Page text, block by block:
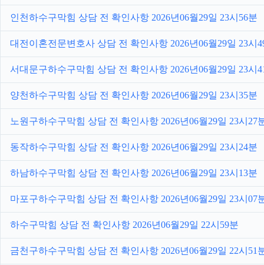
인천하수구막힘 상담 전 확인사항 2026년06월29일 23시56분
대전이혼전문변호사 상담 전 확인사항 2026년06월29일 23시
서대문구하수구막힘 상담 전 확인사항 2026년06월29일 23시
양천하수구막힘 상담 전 확인사항 2026년06월29일 23시35분
노원구하수구막힘 상담 전 확인사항 2026년06월29일 23시27
동작하수구막힘 상담 전 확인사항 2026년06월29일 23시24분
하남하수구막힘 상담 전 확인사항 2026년06월29일 23시13분
마포구하수구막힘 상담 전 확인사항 2026년06월29일 23시07
하수구막힘 상담 전 확인사항 2026년06월29일 22시59분
금천구하수구막힘 상담 전 확인사항 2026년06월29일 22시51